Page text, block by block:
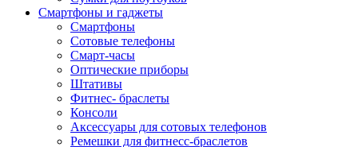
Смартфоны и гаджеты
Смартфоны
Сотовые телефоны
Смарт-часы
Оптические приборы
Штативы
Фитнес- браслеты
Консоли
Аксессуары для сотовых телефонов
Ремешки для фитнесс-браслетов